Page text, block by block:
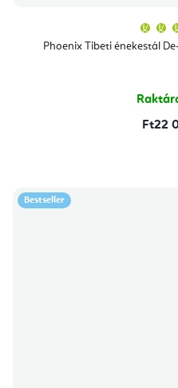
Phoenix Tibeti énekestál
Ft22
Bestseller